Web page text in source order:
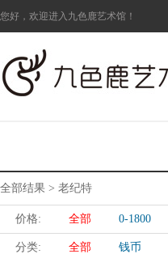
您好，欢迎进入九色鹿艺术馆！
全部结果 > 老纪特
价格: 全部 0-1800
分类: 全部 钱币